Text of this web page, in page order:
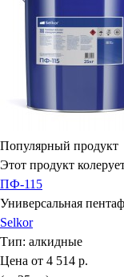
Популярный продукт
Этот продукт
ПФ-115
Универсальная
Selkor
Тип: алкидные
Цена от 4 514 р.